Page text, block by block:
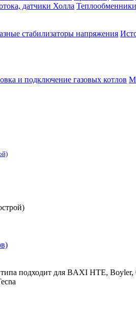
датчики Холла Теплообменники
стабилизаторы напряжения
и подключение газовых котлов
подходит для BAXI HTE,